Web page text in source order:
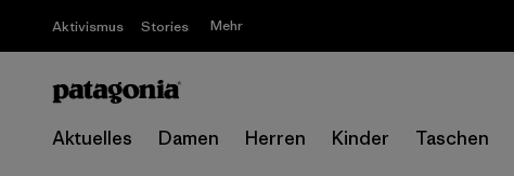
Aktivismus Stories Mehr
Aktuelles Damen Herren Kinder Taschen